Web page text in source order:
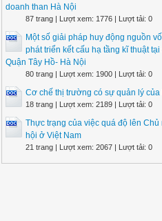
doanh than Hà Nội
87 trang | Lượt xem: 1776 | Lượt tải: 0
Một số giải pháp huy động nguồn
phát triển kết cấu hạ tầng kĩ thuật tại
Quận Tây Hồ- Hà Nội
80 trang | Lượt xem: 1900 | Lượt tải: 0
Cơ chế thị trường có sự quản lý
18 trang | Lượt xem: 2189 | Lượt tải: 0
Thực trạng của việc quá độ lên Chủ
hội ở Việt Nam
21 trang | Lượt xem: 2067 | Lượt tải: 0